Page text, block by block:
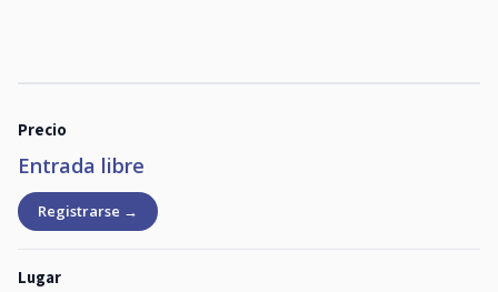
Precio
Entrada libre
Registrarse →
Lugar